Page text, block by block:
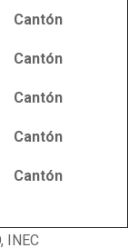
Cantón
Cantón
Cantón
Cantón
Cantón
INEC